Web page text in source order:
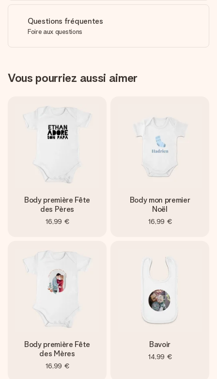
Questions fréquentes
Foire aux questions
Vous pourriez aussi aimer
Body première Fête
des Pères
16,99 €
Body mon premier
Noël
16,99 €
Body première Fête
des Mères
16,99 €
Bavoir
14,99 €